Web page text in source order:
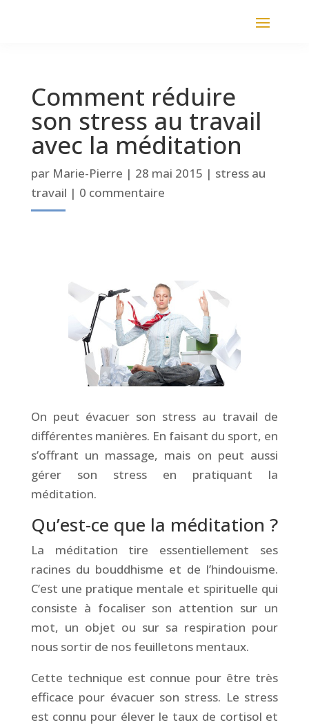
Comment réduire
son stress au travail
avec la méditation
par Marie-Pierre | 28 mai 2015 | stress au
travail | 0 commentaire
On peut évacuer son stress au travail de
différentes manières. En faisant du sport, en
s’offrant un massage, mais on peut aussi
gérer son stress en pratiquant la
méditation.
Qu’est-ce que la méditation ?
La méditation tire essentiellement ses
racines du bouddhisme et de l’hindouisme.
C’est une pratique mentale et spirituelle qui
consiste à focaliser son attention sur un
mot, un objet ou sur sa respiration pour
nous sortir de nos feuilletons mentaux.
Cette technique est connue pour être très
efficace pour évacuer son stress. Le stress
est connu pour élever le taux de cortisol et